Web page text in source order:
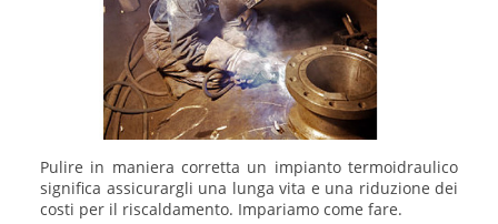
Pulire in maniera corretta un impianto termoidraulico
significa assicurargli una lunga vita e una riduzione dei
costi per il riscaldamento. Impariamo come fare.